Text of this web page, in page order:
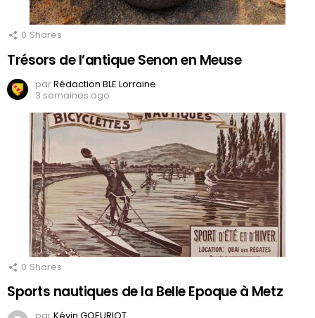
0 Shares
Trésors de l’antique Senon en Meuse
parRédaction BLE Lorraine
3 semaines ago
0 Shares
Sports nautiques de la Belle Epoque à Metz